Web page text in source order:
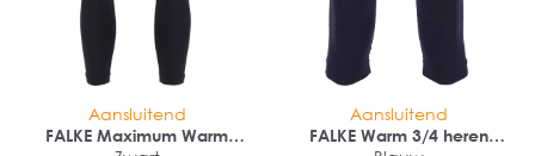
Aansluitend
FALKE Maximum Warm
Aansluitend
FALKE Warm 3/4 heren